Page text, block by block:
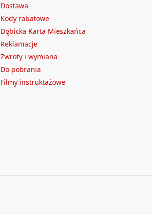
Dostawa
Kody rabatowe
Dębicka Karta Mieszkańca
Reklamacje
Zwroty i wymiana
Do pobrania
Filmy instruktażowe